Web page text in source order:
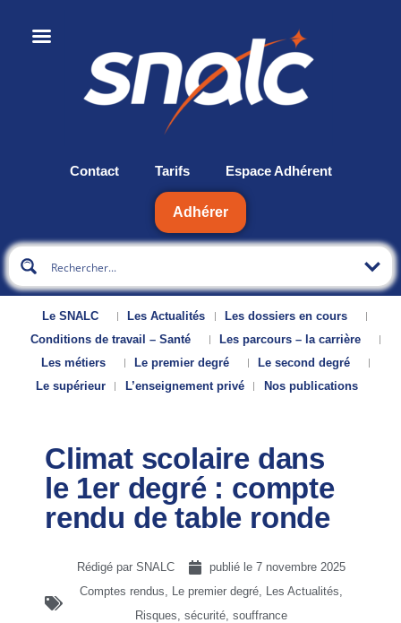
Contact Tarifs Espace Adhérent
Adhérer
Le SNALC Les Actualités
Les dossiers en cours
Conditions de travail – Santé
Les parcours – la carrière
Les métiers
Le premier degré
Le second degré
Le supérieur
L’enseignement privé Nos publications
Climat scolaire dans
le 1er degré : compte
rendu de table ronde
Rédigé par SNALC publié le 7 novembre 2025
Comptes rendus, Le premier degré, Les Actualités,
Risques, sécurité, souffrance